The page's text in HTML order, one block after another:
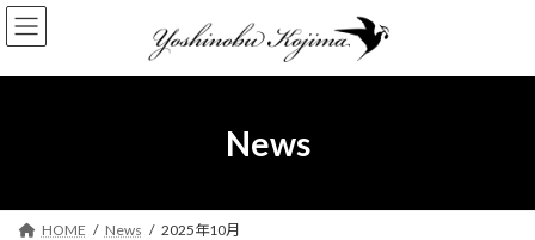
コ
ン
ン
ナ
ビ
ー
News
HOME News 2025年10月